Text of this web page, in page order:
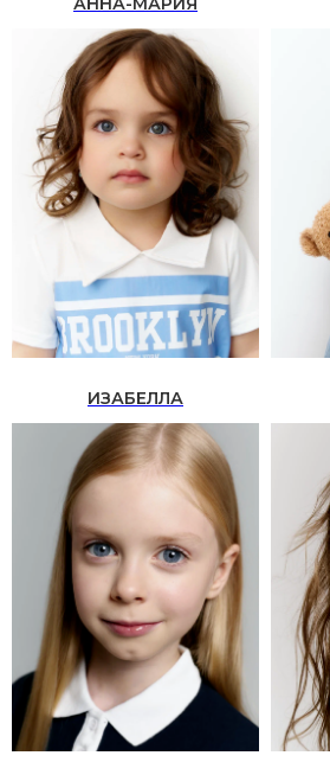
ИЗАБЕЛЛА
Политика обработки персональных
данных
Согласие на обработку
персональных данных
Согласие на обработку
персональных данных,
разрешенных субъектом
персональных данных для
распространения
ЧТО ЕСТЬ ЕЩЕ?
Модельная школа
База моделей
Блог
Стать моделью
Заказать модель